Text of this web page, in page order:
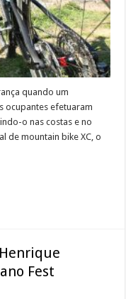
quando um
ocupantes efetuaram
o nas costas e no
de mountain bike XC, o
Fest